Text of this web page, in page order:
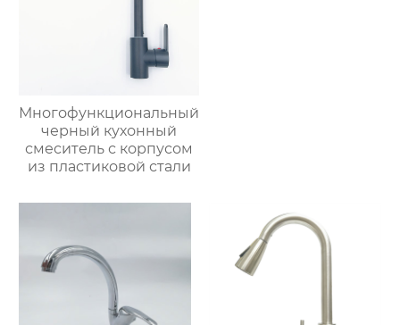
Многофункциональный
черный кухонный
смеситель с корпусом
из пластиковой стали